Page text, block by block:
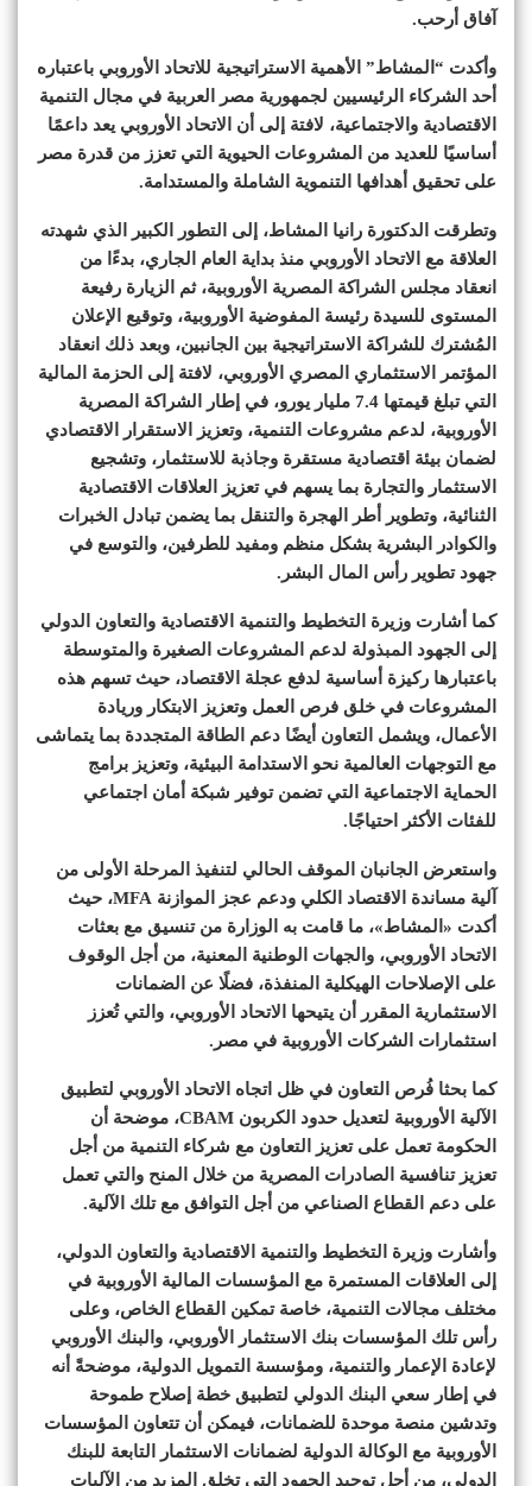
آفاق أرحب.
وأكدت “المشاط” الأهمية الاستراتيجية للاتحاد الأوروبي باعتباره
أحد الشركاء الرئيسيين لجمهورية مصر العربية في مجال التنمية
الاقتصادية والاجتماعية، لافتة إلى أن الاتحاد الأوروبي يعد داعمًا
أساسيًا للعديد من المشروعات الحيوية التي تعزز من قدرة مصر
على تحقيق أهدافها التنموية الشاملة والمستدامة.
وتطرقت الدكتورة رانيا المشاط، إلى التطور الكبير الذي شهدته
العلاقة مع الاتحاد الأوروبي منذ بداية العام الجاري، بدءًا من
انعقاد مجلس الشراكة المصرية الأوروبية، ثم الزيارة رفيعة
المستوى للسيدة رئيسة المفوضية الأوروبية، وتوقيع الإعلان
المُشترك للشراكة الاستراتيجية بين الجانبين، وبعد ذلك انعقاد
المؤتمر الاستثماري المصري الأوروبي، لافتة إلى الحزمة المالية
التي تبلغ قيمتها 7.4 مليار يورو، في إطار الشراكة المصرية
الأوروبية، لدعم مشروعات التنمية، وتعزيز الاستقرار الاقتصادي
لضمان بيئة اقتصادية مستقرة وجاذبة للاستثمار، وتشجيع
الاستثمار والتجارة بما يسهم في تعزيز العلاقات الاقتصادية
الثنائية، وتطوير أطر الهجرة والتنقل بما يضمن تبادل الخبرات
والكوادر البشرية بشكل منظم ومفيد للطرفين، والتوسع في
جهود تطوير رأس المال البشر.
كما أشارت وزيرة التخطيط والتنمية الاقتصادية والتعاون الدولي
إلى الجهود المبذولة لدعم المشروعات الصغيرة والمتوسطة
باعتبارها ركيزة أساسية لدفع عجلة الاقتصاد، حيث تسهم هذه
المشروعات في خلق فرص العمل وتعزيز الابتكار وريادة
الأعمال، ويشمل التعاون أيضًا دعم الطاقة المتجددة بما يتماشى
مع التوجهات العالمية نحو الاستدامة البيئية، وتعزيز برامج
الحماية الاجتماعية التي تضمن توفير شبكة أمان اجتماعي
للفئات الأكثر احتياجًا.
واستعرض الجانبان الموقف الحالي لتنفيذ المرحلة الأولى من
آلية مساندة الاقتصاد الكلي ودعم عجز الموازنة MFA، حيث
أكدت «المشاط»، ما قامت به الوزارة من تنسيق مع بعثات
الاتحاد الأوروبي، والجهات الوطنية المعنية، من أجل الوقوف
على الإصلاحات الهيكلية المنفذة، فضلًا عن الضمانات
الاستثمارية المقرر أن يتيحها الاتحاد الأوروبي، والتي تُعزز
استثمارات الشركات الأوروبية في مصر.
كما بحثا فُرص التعاون في ظل اتجاه الاتحاد الأوروبي لتطبيق
الآلية الأوروبية لتعديل حدود الكربون CBAM، موضحة أن
الحكومة تعمل على تعزيز التعاون مع شركاء التنمية من أجل
تعزيز تنافسية الصادرات المصرية من خلال المنح والتي تعمل
على دعم القطاع الصناعي من أجل التوافق مع تلك الآلية.
وأشارت وزيرة التخطيط والتنمية الاقتصادية والتعاون الدولي،
إلى العلاقات المستمرة مع المؤسسات المالية الأوروبية في
مختلف مجالات التنمية، خاصة تمكين القطاع الخاص، وعلى
رأس تلك المؤسسات بنك الاستثمار الأوروبي، والبنك الأوروبي
لإعادة الإعمار والتنمية، ومؤسسة التمويل الدولية، موضحةً أنه
في إطار سعي البنك الدولي لتطبيق خطة إصلاح طموحة
وتدشين منصة موحدة للضمانات، فيمكن أن تتعاون المؤسسات
الأوروبية مع الوكالة الدولية لضمانات الاستثمار التابعة للبنك
الدولي، من أجل توحيد الجهود التي تخلق المزيد من الآليات